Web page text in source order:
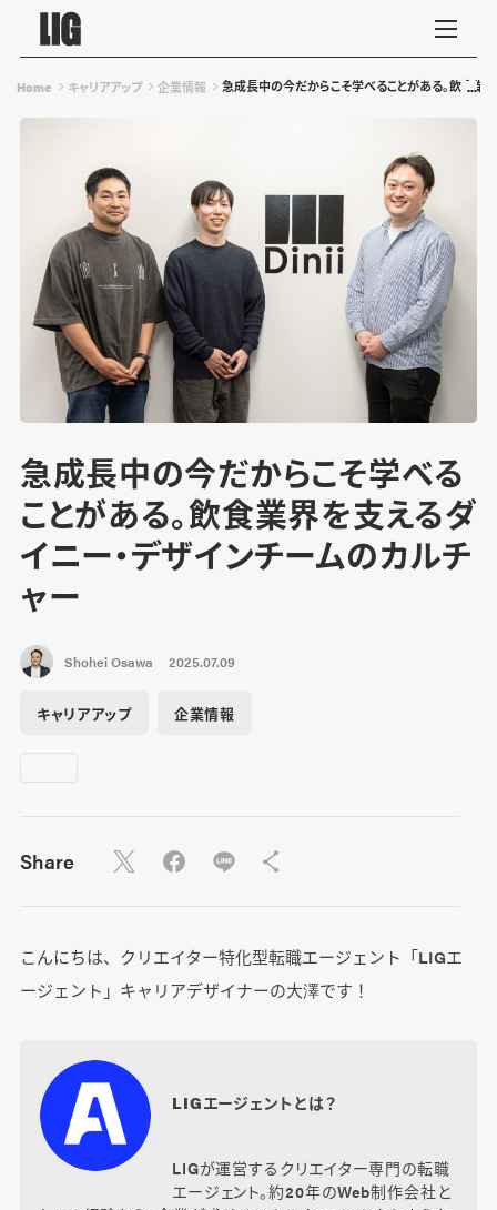
Home キャリアアップ 企業情報 急成長中の今だからこそ学べることがある。飲食業
急成長中の今だからこそ学べる
ことがある。飲食業界を支えるダ
イニー・デザインチームのカルチ
ャー
Shohei Osawa 2025.07.09
キャリアアップ 企業情報
Share
こんにちは、クリエイター特化型転職エージェント「LIGエ
ージェント」キャリアデザイナーの大澤です！
LIGエージェントとは？
LIGが運営するクリエイター専門の転職
エージェント。約20年のWeb制作会社と